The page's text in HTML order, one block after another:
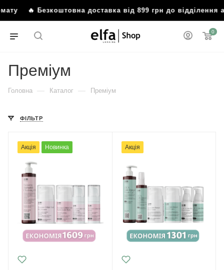
🔥 Безкоштовна доставка від 899 грн до відділення
0
Преміум
Головна — Каталог — Преміум
ФІЛЬТР
Акція Новинка Акція